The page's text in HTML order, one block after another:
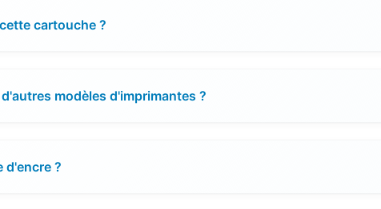
cartouche ?
modèles d'imprimantes ?
d'encre ?